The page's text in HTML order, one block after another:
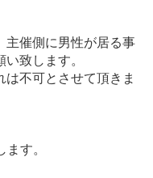
主催側に男性が居る事
致します。
は不可とさせて頂きま
す。